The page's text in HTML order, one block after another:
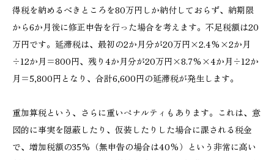
得税を納めるべきところを80万円しか納付しておらず、納期限
から6か月後に修正申告を行った場合を考えます。不足税額は20
万円です。延滞税は、最初の2か月分が20万円×2.4%×2か月
÷12か月=800円、残り4か月分が20万円×8.7%×4か月÷12か
月=5,800円となり、合計6,600円の延滞税が発生します。
重加算税という、さらに重いペナルティもあります。これは、意
図的に事実を隠蔽したり、仮装したりした場合に課される税金
で、増加税額の35%（無申告の場合は40%）という非常に高い